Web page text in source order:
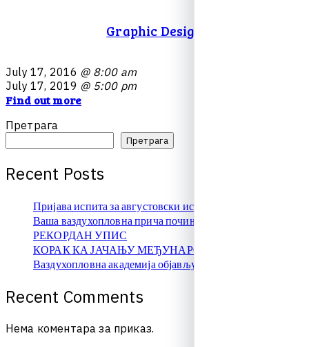
Graphic Design
July 17, 2016 @ 8:00 am
July 17, 2019 @ 5:00 pm
Find out more
Претрага
Претрага
Recent Posts
Пријава испита за августовски испитни рок
Ваша ваздухопловна прича почиње овде!
РЕКОРДАН УПИС
КОРАК КА ЈАЧАЊУ МЕЂУНАРОДНЕ САРАДЊЕ
Ваздухопловна академија објављује упис на � …
Recent Comments
Нема коментара за приказ.